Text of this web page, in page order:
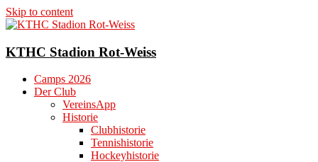
Skip to content
KTHC Stadion Rot-Weiss
Camps 2026
Der Club
VereinsApp
Historie
Clubhistorie
Tennishistorie
Hockeyhistorie